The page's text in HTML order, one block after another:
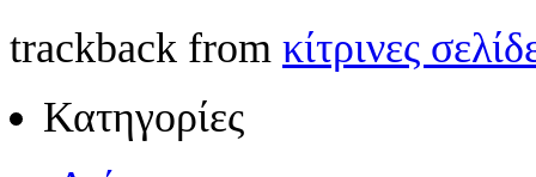
trackback from κίτρινες
Κατηγορίες